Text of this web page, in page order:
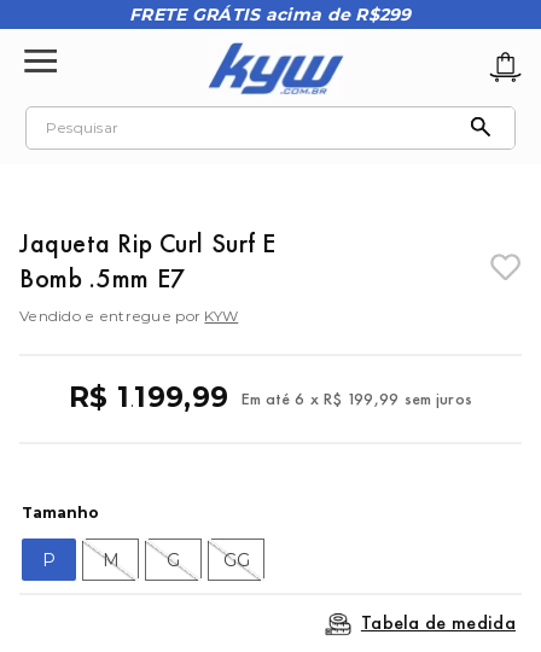
FRETE GRÁTIS acima de R$299
Pesquisar
Jaqueta Rip Curl Surf E
Bomb .5mm E7
Vendido e entregue por KYW
R$ 1 .199,99 Em até 6 x R$ 199,99 sem juros
Tamanho
P M G GG
Tabela de medida
2º oakley
kenner
8º regata
9º mochila oakley